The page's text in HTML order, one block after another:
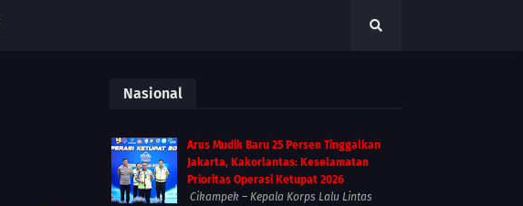
Nasional
Arus Mudik Baru 25 Persen Tinggalkan
Jakarta, Kakorlantas: Keselamatan
Prioritas Operasi Ketupat 2026
Cikampek – Kepala Korps Lalu Lintas